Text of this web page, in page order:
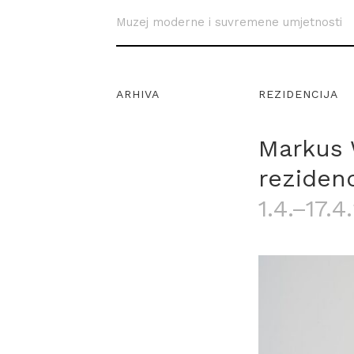
Muzej moderne i suvremene umjetnosti
ARHIVA REZIDENCIJA
Markus